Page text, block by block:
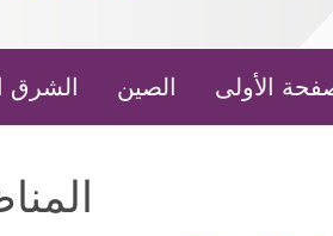
الأولى الصين الشرق